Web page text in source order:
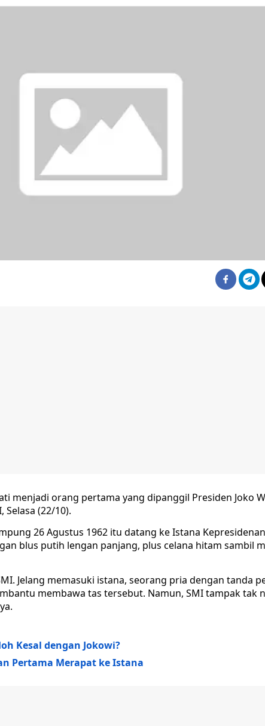
menjadi orang pertama yang dipanggil Presiden Joko
Selasa (22/10).
26 Agustus 1962 itu datang ke Istana
blus putih lengan panjang, plus celana hitam sambil
Jelang memasuki istana, seorang pria dengan tanda
membawa tas tersebut. Namun, SMI tampak tak
Kesal dengan Jokowi?
Pertama Merapat ke Istana